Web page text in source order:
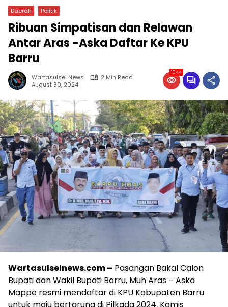
Daerah Politik
Ribuan Simpatisan dan Relawan
Antar Aras -Aska Daftar Ke KPU
Barru
Wartasulsel News
2 Min Read
August 30, 2024
1044
Wartasulselnews.com – Pasangan Bakal Calon
Bupati dan Wakil Bupati Barru, Muh Aras – Aska
Mappe resmi mendaftar di KPU Kabupaten Barru